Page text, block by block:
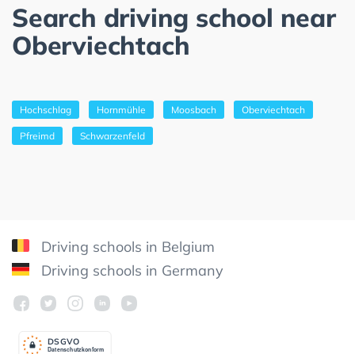
Search driving school near
Oberviechtach
Hochschlag Hornmühle Moosbach Oberviechtach
Pfreimd Schwarzenfeld
Driving schools in Belgium
Driving schools in Germany
Datenschutzkonform
DSGVO